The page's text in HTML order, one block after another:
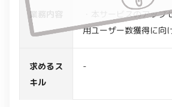
業務内容
・本サービスのアッ
用ユーザー数獲得に向
求めるス
キル
-